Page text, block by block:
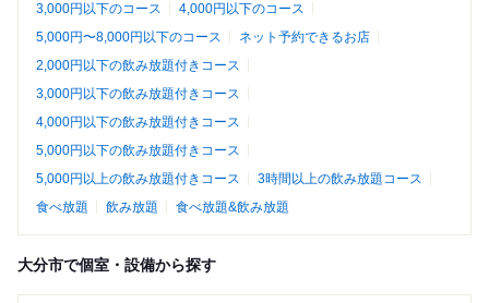
3,000円以下のコース
4,000円以下のコース
5,000円〜8,000円以下のコース
ネット予約できるお店
2,000円以下の飲み放題付きコース
3,000円以下の飲み放題付きコース
4,000円以下の飲み放題付きコース
5,000円以下の飲み放題付きコース
5,000円以上の飲み放題付きコース
3時間以上の飲み放題コース
食べ放題
飲み放題 食べ放題&飲み放題
大分市で個室・設備から探す